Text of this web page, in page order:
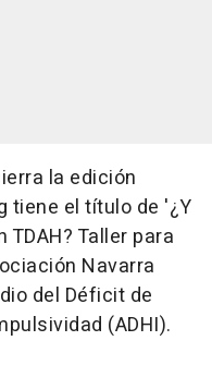
la edición
tiene el título de '¿Y
Taller para
Navarra
del Déficit de
(ADHI).